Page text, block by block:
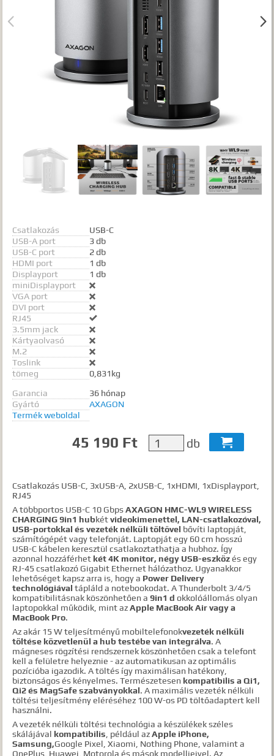
TALÁLATOK
Meg kell adnia legalább egy, minimum 3 betűs szót, vagy valamilyen
speciális kifejezést.
Speciális kifejezések:
szórész*
Mindenképp szerepeljen:
+szó
Semmiképp ne szerepeljen:
Pontos egyezéshez mindkét esetben használhatja az idézőjeleket:
"szó1 szó2 szó..."
 
Csatlakozás
USB-C
USB-A port
3 db
USB-C port
2 db
HDMI port
1 db
Displayport
1 db
miniDisplayport

VGA port 
DVI port 
RJ45 
3.5mm jack 
Kártyaolvasó 
M.2 
Toslink 
tömeg
0,831kg
Garancia
36 hónap
Gyártó
AXAGON
Termék weboldal
45 190 Ft db 
Csatlakozás USB-C, 3xUSB-A, 2xUSB-C, 1xHDMI, 1xDisplayport,
RJ45
A többportos USB-C 10 GbpsAXAGON HMC-WL9 WIRELESS
CHARGING 9in1 hubkétvideokimenettel, LAN-csatlakozóval,
USB-portokkal és vezeték nélküli töltővel bővíti laptopját,
számítógépét vagy telefonját. Laptopját egy 60 cm hosszú
USB-C kábelen keresztül csatlakoztathatja a hubhoz. Így
azonnal hozzáférhet két 4K monitor, négy USB-eszközés egy
RJ-45 csatlakozó Gigabit Ethernet hálózathoz. Ugyanakkor
lehetőséget kapsz arra is, hogy a Power Delivery
technológiával tápláld a notebookodat. A Thunderbolt 3/4/5
kompatibilitásnak köszönhetően a 9in1 d okkolóállomás olyan
laptopokkal működik, mint azApple MacBook Air vagy a
MacBook Pro.
Az akár 15 W teljesítményű mobiltelefonokvezeték nélküli
töltése közvetlenül a hub testébe van integrálva. A
mágneses rögzítési rendszernek köszönhetően csak a telefont
kell a felületre helyeznie - az automatikusan az optimális
pozícióba igazodik. A töltés így maximálisan hatékony,
biztonságos és kényelmes. Természetesen kompatibilis a Qi1,
Qi2 és MagSafe szabványokkal. A maximális vezeték nélküli
töltési teljesítmény eléréséhez 100 W-os PD töltőadaptert kell
használni.
A vezeték nélküli töltési technológia a készülékek széles
skálájával kompatibilis, például azApple iPhone,
Samsung,Google Pixel, Xiaomi, Nothing Phone, valamint a
OnePlus, Huawei, Motorola és mások modelljeivel. Az